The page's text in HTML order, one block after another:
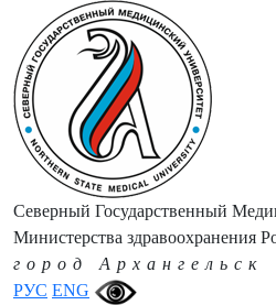
РУС ENG
Северный Государственный
Министерства здравоохранения
город Архангельск